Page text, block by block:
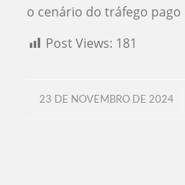
o cenário do tráfego
Post Views: 181
23 DE NOVEMBRO DE 2024
/